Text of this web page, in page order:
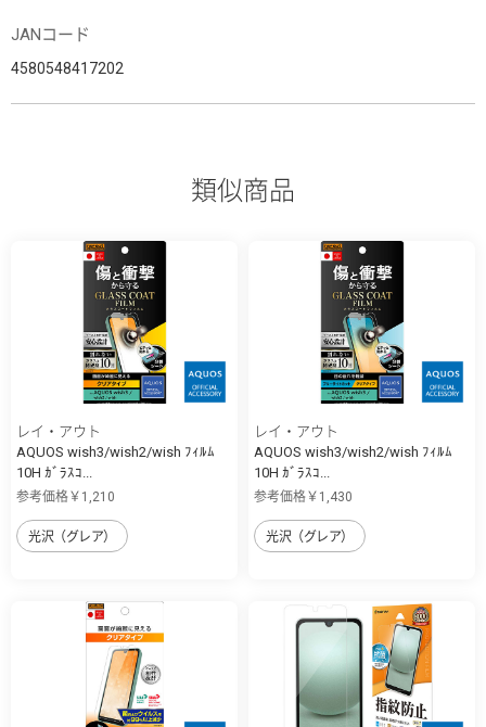
JANコード
4580548417202
類似商品
レイ・アウト
AQUOS wish3/wish2/wish ﾌｨﾙﾑ
10H ｶﾞﾗｽｺ...
参考価格￥1,210
光沢（グレア）
レイ・アウト
AQUOS wish3/wish2/wish ﾌｨﾙﾑ
10H ｶﾞﾗｽｺ...
参考価格￥1,430
光沢（グレア）